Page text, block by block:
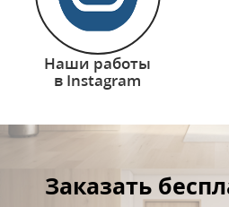
Наши работы
в Instagram
Заказать